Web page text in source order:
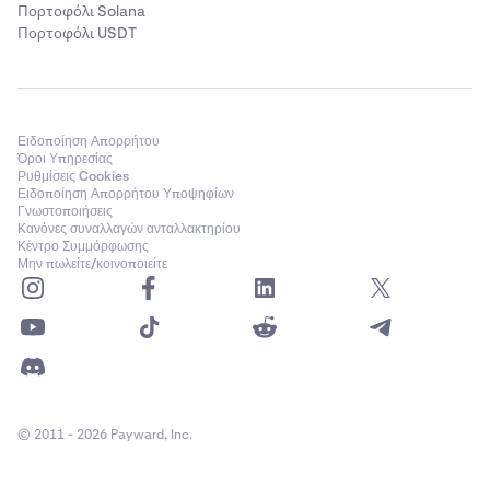
Πορτοφόλι Solana
Πορτοφόλι USDT
Ειδοποίηση Απορρήτου
Όροι Υπηρεσίας
Ρυθμίσεις Cookies
Ειδοποίηση Απορρήτου Υποψηφίων
Γνωστοποιήσεις
Κανόνες συναλλαγών ανταλλακτηρίου
Κέντρο Συμμόρφωσης
Μην πωλείτε/κοινοποιείτε
© 2011 - 2026 Payward, Inc.